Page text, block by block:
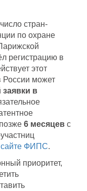
стран-
по охране
регистрацию в
этот
России может
в
6 месяцев с
сайте ФИПС.
приоритет,